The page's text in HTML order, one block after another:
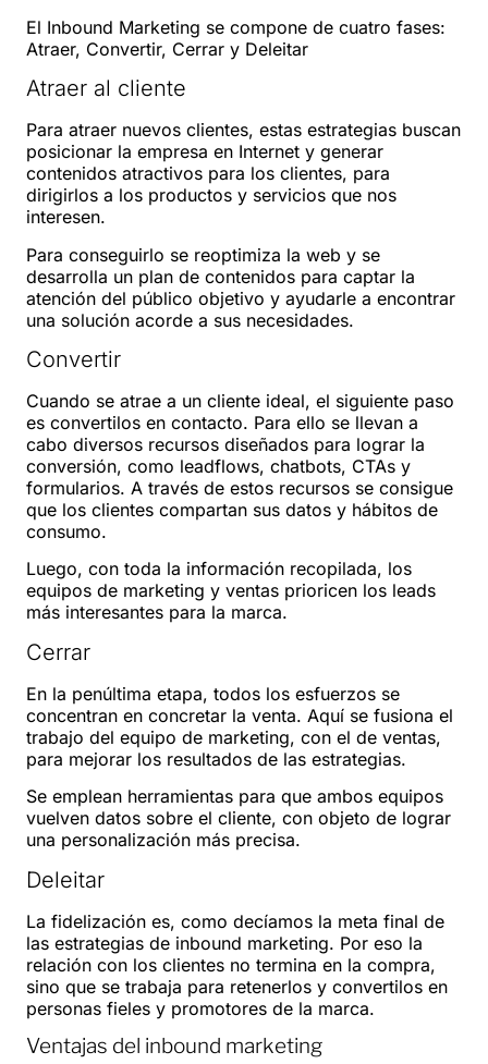
El Inbound Marketing se compone de cuatro fases:
Atraer, Convertir, Cerrar y Deleitar
Atraer al cliente
Para atraer nuevos clientes, estas estrategias buscan
posicionar la empresa en Internet y generar
contenidos atractivos para los clientes, para
dirigirlos a los productos y servicios que nos
interesen.
Para conseguirlo se reoptimiza la web y se
desarrolla un plan de contenidos para captar la
atención del público objetivo y ayudarle a encontrar
una solución acorde a sus necesidades.
Convertir
Cuando se atrae a un cliente ideal, el siguiente paso
es convertilos en contacto. Para ello se llevan a
cabo diversos recursos diseñados para lograr la
conversión, como leadflows, chatbots, CTAs y
formularios. A través de estos recursos se consigue
que los clientes compartan sus datos y hábitos de
consumo.
Luego, con toda la información recopilada, los
equipos de marketing y ventas prioricen los leads
más interesantes para la marca.
Cerrar
En la penúltima etapa, todos los esfuerzos se
concentran en concretar la venta. Aquí se fusiona el
trabajo del equipo de marketing, con el de ventas,
para mejorar los resultados de las estrategias.
Se emplean herramientas para que ambos equipos
vuelven datos sobre el cliente, con objeto de lograr
una personalización más precisa.
Deleitar
La fidelización es, como decíamos la meta final de
las estrategias de inbound marketing. Por eso la
relación con los clientes no termina en la compra,
sino que se trabaja para retenerlos y convertilos en
personas fieles y promotores de la marca.
Ventajas del inbound marketing